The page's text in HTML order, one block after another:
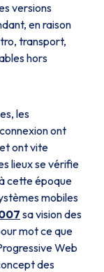
versions
en raison
transport,
hors
les
ont
ont vite
lieux se vérifie
cette époque
mobiles
sa vision des
mot ce que
Web
des